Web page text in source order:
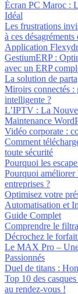
Écran PC Maroc :
Idéal
Les frustrations
à ces
Application
GestiumERP :
avec un ERP
La solution de
Miroirs connectés :
intelligente ?
L’IPTV : La
Maintenance
Vidéo corporate :
Comment
toute sécurité
Pourquoi les
Pourquoi améliorer
entreprises ?
Optimisez votre
Automatisation et
Guide Complet
Comprendre le
Décrochez le
Le MAX Pro –
Passionnés
Duel de titans :
Top 10 des
au rendez-vous !